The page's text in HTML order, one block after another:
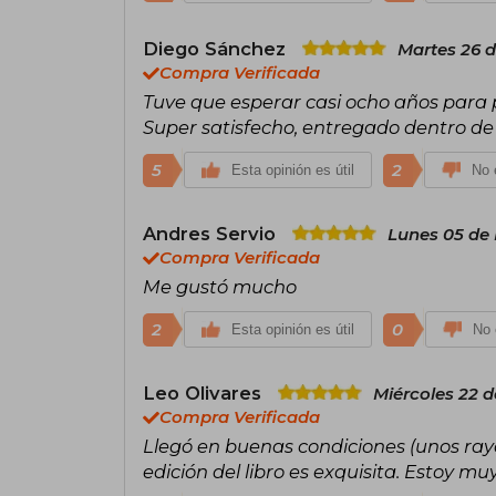
Diego Sánchez
Martes 26
Compra Verificada
Tuve que esperar casi ocho años
Super satisfecho, entregado dentro
5 Esta opinión es útil 2 No
Andres Servio
Lunes 05 de
Compra Verificada
Me gustó mucho
2 Esta opinión es útil 0 No
Leo Olivares
Miércoles 22
Compra Verificada
Llegó en buenas condiciones (unos
edición del libro es exquisita. Estoy